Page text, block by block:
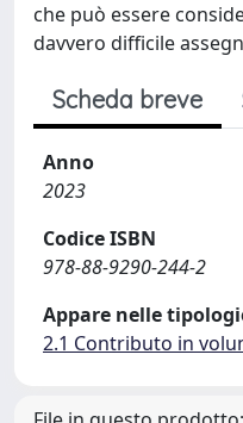
che può essere
davvero difficile
Scheda breve
Anno
2023
Codice ISBN
978-88-9290-244-2
Appare nelle
2.1 Contributo in